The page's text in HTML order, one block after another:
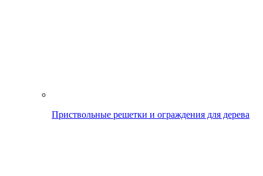
Приствольные решетки и ограждения для дерева